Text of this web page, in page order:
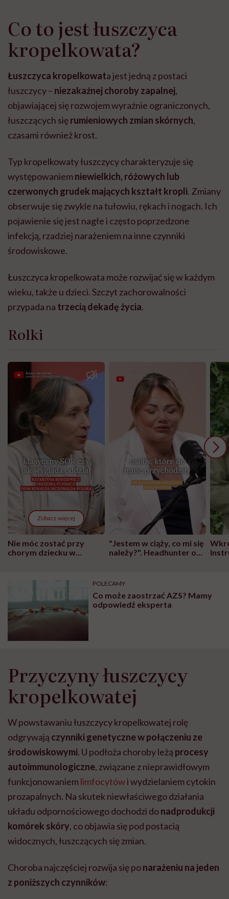
Co to jest łuszczyca
kropelkowata?
Łuszczyca kropelkowata jest jedną z postaci
łuszczycy – niezakaźnej choroby zapalnej,
objawiającej się rozwojem wyraźnie ograniczonych,
łuszczących sięrumieniowych zmian skórnych,
czasami również krost.
Typ kropelkowaty łuszczycy charakteryzuje się
występowaniemniewielkich, różowych lub
czerwonych grudek mających kształt kropli. Zmiany
obserwuje się zwykle na tułowiu, rękach i nogach. Ich
pojawienie się jest nagłe i często poprzedzone
infekcją, rzadziej narażeniem na inne czynniki
środowiskowe.
Łuszczyca kropelkowata może rozwijać się w każdym
wieku, także u dzieci. Szczyt zachorowalności
przypada na trzecią dekadę życia.
Rolki
Zobacz więcej
Nie móc zostać przy
chorym dziecku w
może chyba tylko
wyobraźni"
"Jestem w ciąży, co mi się
należy?". Headhunter o
pracy
POLECAMY
Co może zaostrzać AZS? Mamy
odpowiedź eksperta
Przyczyny łuszczycy
kropelkowatej
W powstawaniu łuszczycy kropelkowatej rolę
odgrywają czynniki genetyczne w połączeniu ze
środowiskowymi. U podłoża choroby leżą procesy
autoimmunologiczne, związane z nieprawidłowym
funkcjonowaniemlimfocytówi wydzielaniem cytokin
prozapalnych. Na skutek niewłaściwego działania
układu odpornościowego dochodzi donadprodukcji
komórek skóry, co objawia się pod postacią
widocznych, łuszczących się zmian.
Choroba najczęściej rozwija się ponarażeniu na jeden
z poniższych czynników: